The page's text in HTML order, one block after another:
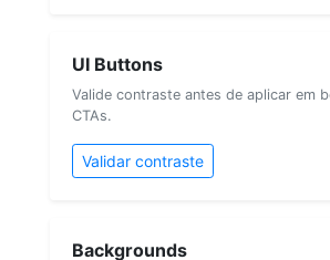
UI Buttons
Valide contraste antes de aplicar em
CTAs.
Validar contraste
Backgrounds